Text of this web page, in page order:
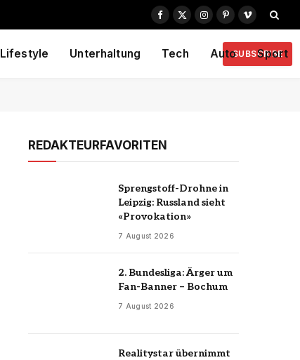
Facebook
X
Instagram
PinterestVimeo
Lifestyle Unterhaltung Tech Auto Sport
SUBSCRIBE
REDAKTEURFAVORITEN
Sprengstoff-Drohne in
Leipzig: Russland sieht
«Provokation»
7 August 2026
2. Bundesliga: Ärger um
Fan-Banner – Bochum
7 August 2026
Realitystar übernimmt